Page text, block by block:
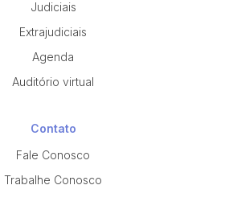
Judiciais
Extrajudiciais
Agenda
Auditório virtual
Contato
Fale Conosco
Trabalhe Conosco